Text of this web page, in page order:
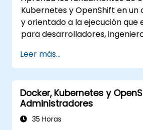
Kubernetes y OpenShift en
y orientado a la ejecución que
para desarrolladores,
aprenderán cómo crear
mediante contenedores,
trabajo, gestionar recursos de
utilizar OpenShift para agilizar
aplicaciones modernas en
e híbridos.
Leer más...
Docker, Kubernetes y
Administradores
35 Horas